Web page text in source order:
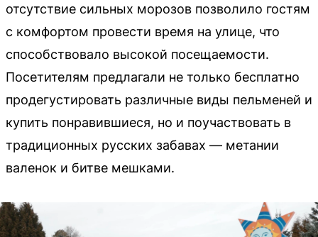
отсутствие сильных морозов позволило гостям
с комфортом провести время на улице, что
способствовало высокой посещаемости.
Посетителям предлагали не только бесплатно
продегустировать различные виды пельменей и
купить понравившиеся, но и поучаствовать в
традиционных русских забавах — метании
валенок и битве мешками.